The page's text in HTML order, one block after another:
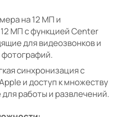
на 12 МП и
МП с функцией Center
для видеозвонков и
фотографий.
синхронизация с
и доступ к множеству
работы и развлечений.